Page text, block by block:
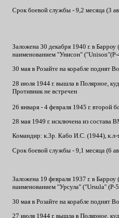
Срок боевой службы - 9,2 месяца (3
Заложена 30 декабря 1940 г. в
наименованием "Унисон" ("Unison"(Р-
30 мая в Розайте на корабле поднят
28 июля 1944 г. вышла в Полярное,
Противник не встречен
26 января - 4 февраля 1945 г. второй
28 мая 1949 г. исключена из состава
Командир: к.3р. Кабо И.С. (1944),
Срок боевой службы - 9,1 месяца (6
Заложена 19 февраля 1937 г. в
наименованием "Урсула" ("Ursula" (Р-
30 мая в Розайте на корабле поднят
27 июля 1944 г. вышла в Полярное,